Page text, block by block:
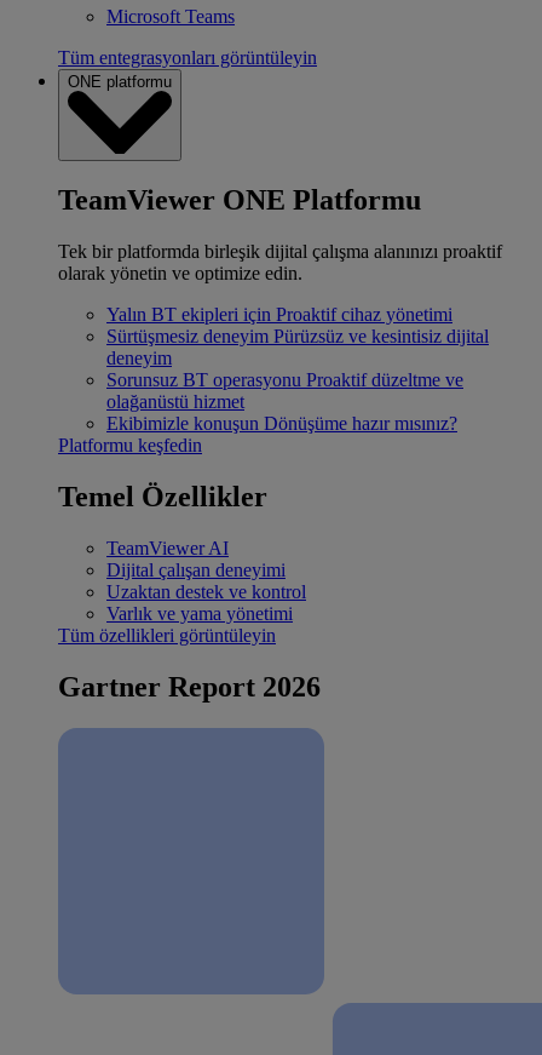
Microsoft Teams
Tüm entegrasyonları görüntüleyin
ONE platformu
TeamViewer ONE Platformu
Tek bir platformda birleşik dijital çalışma alanınızı proaktif
olarak yönetin ve optimize edin.
Yalın BT ekipleri için Proaktif cihaz yönetimi
Sürtüşmesiz deneyim Pürüzsüz ve kesintisiz dijital
deneyim
Sorunsuz BT operasyonu Proaktif düzeltme ve
olağanüstü hizmet
Ekibimizle konuşun Dönüşüme hazır mısınız?
Platformu keşfedin
Temel Özellikler
TeamViewer AI
Dijital çalışan deneyimi
Uzaktan destek ve kontrol
Varlık ve yama yönetimi
Tüm özellikleri görüntüleyin
Gartner Report 2026